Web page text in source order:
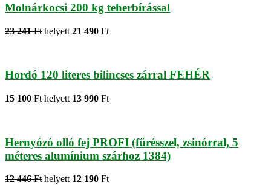
Molnárkocsi 200 kg teherbírással
23 241 Ft helyett 21 490 Ft
Hordó 120 literes bilincses zárral FEHÉR
15 100 Ft helyett 13 990 Ft
Hernyózó olló fej PROFI (fűrésszel, zsinórral, 5
méteres alumínium szárhoz 1384)
12 446 Fthelyett 12 190 Ft